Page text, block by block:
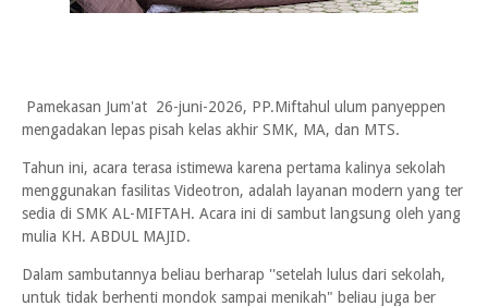
Pamekasan Jum'at 26-juni-2026, PP.Miftahul ulum panyeppen
mengadakan lepas pisah kelas akhir SMK, MA, dan MTS.
Tahun ini, acara terasa istimewa karena pertama kalinya sekolah
menggunakan fasilitas Videotron, adalah layanan modern yang ter
sedia di SMK AL-MIFTAH. Acara ini di sambut langsung oleh yang
mulia KH. ABDUL MAJID.
Dalam sambutannya beliau berharap ''setelah lulus dari sekolah,
untuk tidak berhenti mondok sampai menikah" beliau juga ber